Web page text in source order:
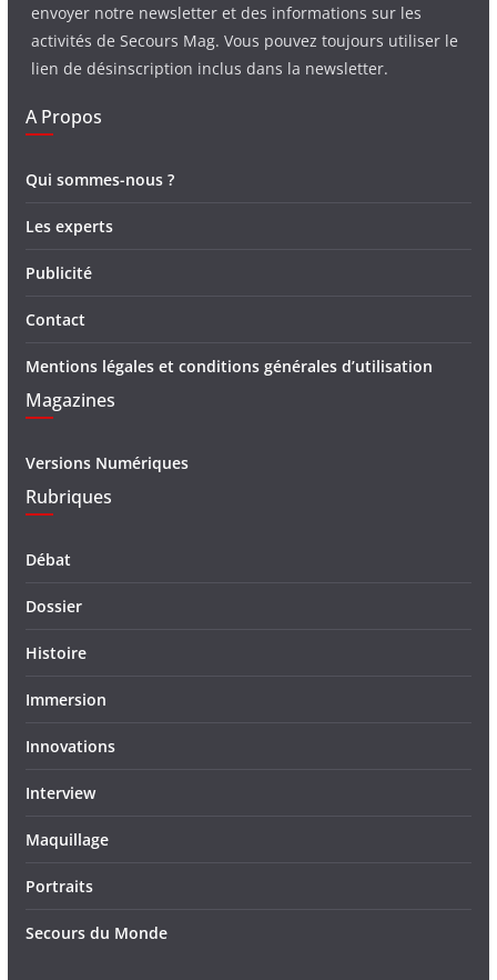
envoyer notre newsletter et des informations sur les
activités de Secours Mag. Vous pouvez toujours utiliser le
lien de désinscription inclus dans la newsletter.
A Propos
Qui sommes-nous ?
Les experts
Publicité
Contact
Mentions légales et conditions générales d’utilisation
Magazines
Versions Numériques
Rubriques
Débat
Dossier
Histoire
Immersion
Innovations
Interview
Maquillage
Portraits
Secours du Monde